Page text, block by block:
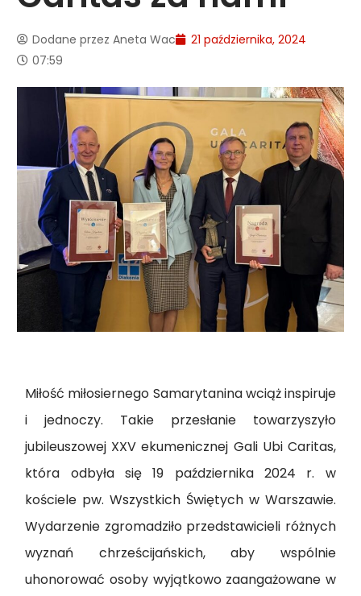
Dodane przez Aneta Wac
21 października, 2024
07:59
Miłość miłosiernego Samarytanina wciąż inspiruje
i jednoczy. Takie przesłanie towarzyszyło
jubileuszowej XXV ekumenicznej Gali Ubi Caritas,
która odbyła się 19 października 2024 r. w
kościele pw. Wszystkich Świętych w Warszawie.
Wydarzenie zgromadziło przedstawicieli różnych
wyznań chrześcijańskich, aby wspólnie
uhonorować osoby wyjątkowo zaangażowane w